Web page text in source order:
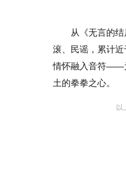
从《无言的
滚、民谣，累计
情怀融入音符——
土的拳拳之心。
以